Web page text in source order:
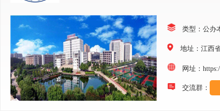
类型：公办
地址：江西
网址：
交流群：